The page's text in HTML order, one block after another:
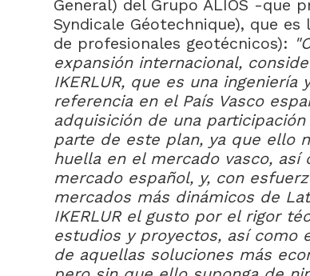
General) del Grupo ALIOS -que
Syndicale Géotechnique), que
de profesionales geotécnicos):
expansión internacional,
IKERLUR, que es una
referencia en el País Vasco
adquisición de una
parte de este plan, ya que ello
huella en el mercado vasco,
mercado español, y, con
mercados más dinámicos de
IKERLUR el gusto por el rigor
estudios y proyectos, así como
de aquellas soluciones más